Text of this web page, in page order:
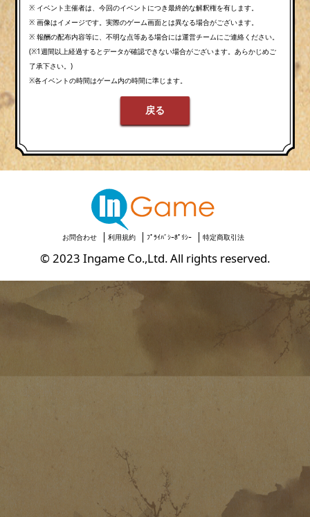
※ イベント主催者は、今回のイベントにつき最終的な解釈権を有します。
※ 画像はイメージです。実際のゲーム画面とは異なる場合がございます。
※ 報酬の配布内容等に、不明な点等ある場合には運営チームにご連絡ください。
(※1週間以上経過するとデータが確認できない場合がございます。あらかじめご
了承下さい。)
※各イベントの時間はゲーム内の時間に準じます。
戻る
お問合わせ 利用規約 ﾌﾟﾗｲﾊﾞｼｰﾎﾟﾘｼｰ 特定商取引法
© 2023 Ingame Co.,Ltd. All rights reserved.